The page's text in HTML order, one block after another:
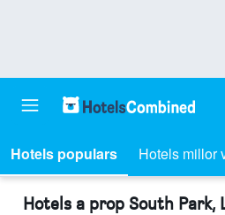
Hotels populars Hotels millor
Hotels a prop South Park,